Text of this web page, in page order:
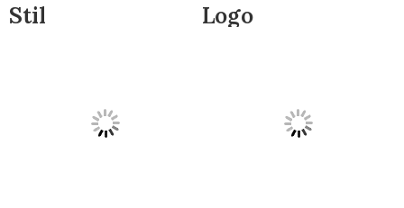
Stil Logo